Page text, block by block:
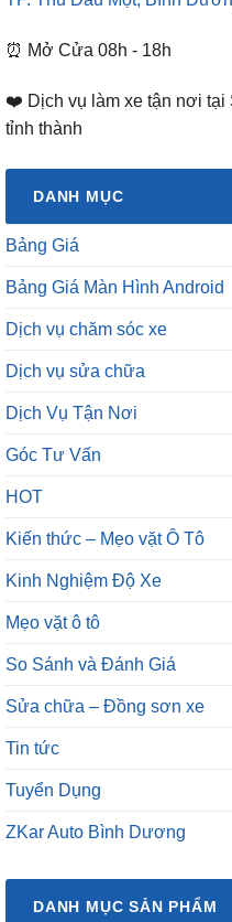
⏰ Mở Cửa 08h - 18h
❤️ Dịch vụ làm xe tận nơi tại
tỉnh thành
DANH MỤC
Bảng Giá
Bảng Giá Màn Hình Android
Dịch vụ chăm sóc xe
Dịch vụ sửa chữa
Dịch Vụ Tận Nơi
Góc Tư Vấn
HOT
Kiến thức – Mẹo vặt Ô Tô
Kinh Nghiệm Độ Xe
Mẹo vặt ô tô
So Sánh và Đánh Giá
Sửa chữa – Đồng sơn xe
Tin tức
Tuyển Dụng
ZKar Auto Bình Dương
DANH MỤC SẢN PHẨM